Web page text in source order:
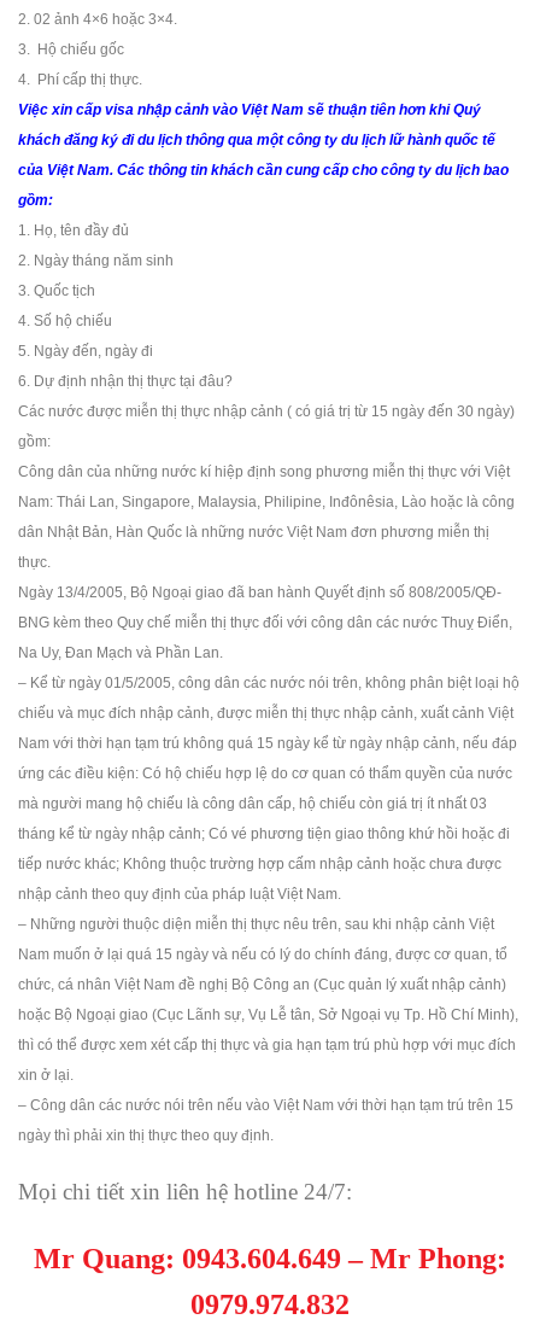
2. 02 ảnh 4×6 hoặc 3×4.
3. Hộ chiếu gốc
4. Phí cấp thị thực.
Việc xin cấp visa nhập cảnh vào Việt Nam sẽ thuận tiên hơn khi Quý
khách đăng ký đi du lịch thông qua một công ty du lịch lữ hành quốc tế
của Việt Nam. Các thông tin khách cần cung cấp cho công ty du lịch bao
gồm:
1. Họ, tên đầy đủ
2. Ngày tháng năm sinh
3. Quốc tịch
4. Số hộ chiếu
5. Ngày đến, ngày đi
6. Dự định nhận thị thực tại đâu?
Các nước được miễn thị thực nhập cảnh ( có giá trị từ 15 ngày đến 30 ngày)
gồm:
Công dân của những nước kí hiệp định song phương miễn thị thực với Việt
Nam: Thái Lan, Singapore, Malaysia, Philipine, Inđônêsia, Lào hoặc là công
dân Nhật Bản, Hàn Quốc là những nước Việt Nam đơn phương miễn thị
thực.
Ngày 13/4/2005, Bộ Ngoại giao đã ban hành Quyết định số 808/2005/QĐ-
BNG kèm theo Quy chế miễn thị thực đối với công dân các nước Thuỵ Điển,
Na Uy, Đan Mạch và Phần Lan.
– Kể từ ngày 01/5/2005, công dân các nước nói trên, không phân biệt loại hộ
chiếu và mục đích nhập cảnh, được miễn thị thực nhập cảnh, xuất cảnh Việt
Nam với thời hạn tạm trú không quá 15 ngày kể từ ngày nhập cảnh, nếu đáp
ứng các điều kiện: Có hộ chiếu hợp lệ do cơ quan có thẩm quyền của nước
mà người mang hộ chiếu là công dân cấp, hộ chiếu còn giá trị ít nhất 03
tháng kể từ ngày nhập cảnh; Có vé phương tiện giao thông khứ hồi hoặc đi
tiếp nước khác; Không thuộc trường hợp cấm nhập cảnh hoặc chưa được
nhập cảnh theo quy định của pháp luật Việt Nam.
– Những người thuộc diện miễn thị thực nêu trên, sau khi nhập cảnh Việt
Nam muốn ở lại quá 15 ngày và nếu có lý do chính đáng, được cơ quan, tổ
chức, cá nhân Việt Nam đề nghị Bộ Công an (Cục quản lý xuất nhập cảnh)
hoặc Bộ Ngoại giao (Cục Lãnh sự, Vụ Lễ tân, Sở Ngoại vụ Tp. Hồ Chí Minh),
thì có thể được xem xét cấp thị thực và gia hạn tạm trú phù hợp với mục đích
xin ở lại.
– Công dân các nước nói trên nếu vào Việt Nam với thời hạn tạm trú trên 15
ngày thì phải xin thị thực theo quy định.
Mọi chi tiết xin liên hệ hotline 24/7:
Mr Quang: 0943.604.649– Mr Phong:
0979.974.832